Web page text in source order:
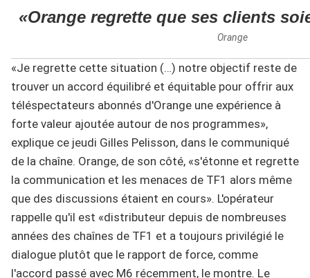
«Orange regrette que ses clients
Orange
«Je regrette cette situation (…) notre objectif reste de
trouver un accord équilibré et équitable pour offrir aux
téléspectateurs abonnés d'Orange une expérience à
forte valeur ajoutée autour de nos programmes»,
explique ce jeudi Gilles Pelisson, dans le communiqué
de la chaîne. Orange, de son côté, «s'étonne et regrette
la communication et les menaces de TF1 alors même
que des discussions étaient en cours». L'opérateur
rappelle qu'il est «distributeur depuis de nombreuses
années des chaînes de TF1 et a toujours privilégié le
dialogue plutôt que le rapport de force, comme
l'accord passé avec M6 récemment, le montre. Le